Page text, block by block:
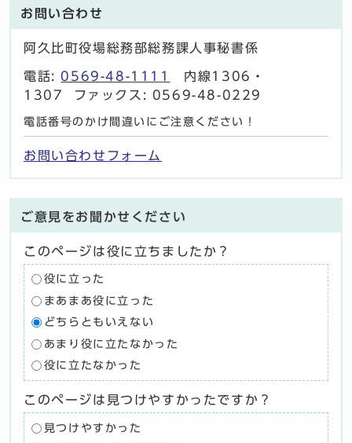
お問い合わせ
阿久比町役場総務部総務課人事秘書係
電話: 0569-48-1111
内線1306・
1307 ファックス: 0569-48-0229
電話番号のかけ間違いにご注意ください！
お問い合わせフォーム
ご意見をお聞かせください
このページは役に立ちましたか？
役に立った
まあまあ役に立った
どちらともいえない
あまり役に立たなかった
役に立たなかった
このページは見つけやすかったですか？
見つけやすかった